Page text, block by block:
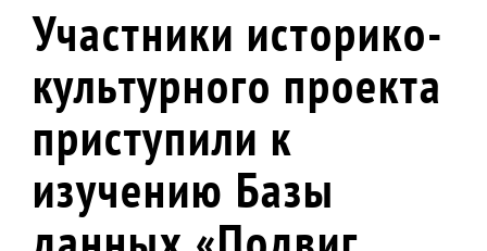
Участники историко-
культурного проекта
приступили к
изучению Базы